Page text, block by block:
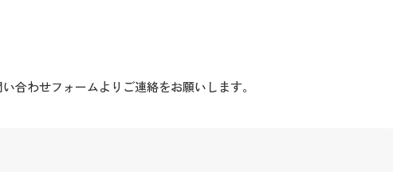
合わせフォームよりご連絡をお願いします。